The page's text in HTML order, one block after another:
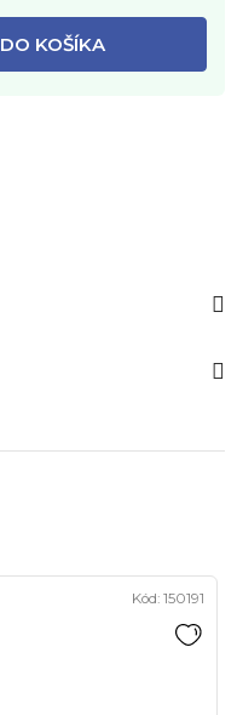
DO KOŠÍKA
Kód: 150191